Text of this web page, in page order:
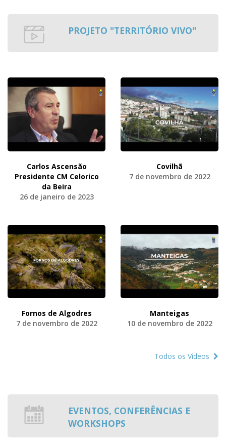
PROJETO "TERRITÓRIO VIVO"
Carlos Ascensão
Presidente CM Celorico
da Beira
26 de janeiro de 2023
Covilhã
7 de novembro de 2022
Fornos de Algodres
7 de novembro de 2022
Manteigas
10 de novembro de 2022
Todos os Vídeos
EVENTOS, CONFERÊNCIAS E
WORKSHOPS